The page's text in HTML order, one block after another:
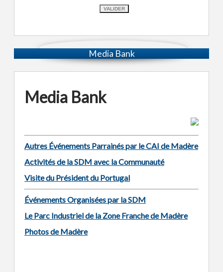
Media Bank
Media Bank
Autres Événements Parrainés par le CAI de Madère
Activités de la SDM avec la Communauté
Visite du Président du Portugal
Événements Organisées par la SDM
Le Parc Industriel de la Zone Franche de Madère
Photos de Madère